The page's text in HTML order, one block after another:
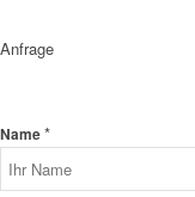
Anfrage
Name*